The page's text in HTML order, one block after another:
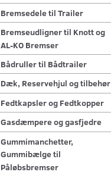
Bremsedele til Trailer
Bremseudligner til Knott og
AL-KO Bremser
Bådruller til Bådtrailer
Dæk, Reservehjul og tilbehør
Fedtkapsler og Fedtkopper
Gasdæmpere og gasfjedre
Gummimanchetter,
Gummibælge til
Påløbsbremser